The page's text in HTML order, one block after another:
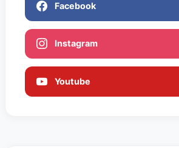
Facebook
Instagram
Youtube